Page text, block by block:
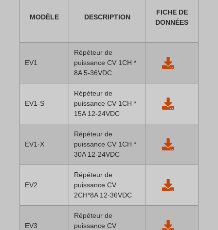
MODÈLE DESCRIPTION
FICHE DE
DONNÉES
EV1
Répéteur de
puissance CV 1CH *
8A 5-36VDC
EV1-S
Répéteur de
puissance CV 1CH *
15A 12-24VDC
EV1-X
Répéteur de
puissance CV 1CH *
30A 12-24VDC
EV2
Répéteur de
puissance CV
2CH*8A 12-36VDC
EV3
Répéteur de
puissance CV